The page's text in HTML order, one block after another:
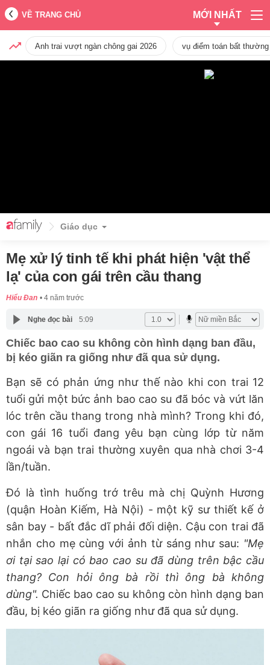
VỀ TRANG CHỦ MỚI NHẤT
Anh trai vượt ngàn chông gai 2026 vụ điểm toán bất
Giáo dục
Mẹ xử lý tinh tế khi phát hiện 'vật thể
lạ' của con gái trên cầu thang
Hiểu Đan 4 năm trước
Nghe đọc bài 5:09
Chiếc bao cao su không còn hình dạng ban đầu,
bị kéo giãn ra giống như đã qua sử dụng.
Bạn sẽ có phản ứng như thế nào khi con trai 12
tuổi gửi một bức ảnh bao cao su đã bóc và vứt lăn
lóc trên cầu thang trong nhà mình? Trong khi đó,
con gái 16 tuổi đang yêu bạn cùng lớp từ năm
ngoái và bạn trai thường xuyên qua nhà chơi 3-4
lần/tuần.
Đó là tình huống trớ trêu mà chị Quỳnh Hương
(quận Hoàn Kiếm, Hà Nội) - một kỹ sư thiết kế ở
sân bay - bất đắc dĩ phải đối diện. Cậu con trai đã
nhắn cho mẹ cùng với ảnh từ sáng như sau: "Mẹ
ơi tại sao lại có bao cao su đã dùng trên bậc cầu
thang? Con hỏi ông bà rồi thì ông bà không
dùng". Chiếc bao cao su không còn hình dạng ban
đầu, bị kéo giãn ra giống như đã qua sử dụng.